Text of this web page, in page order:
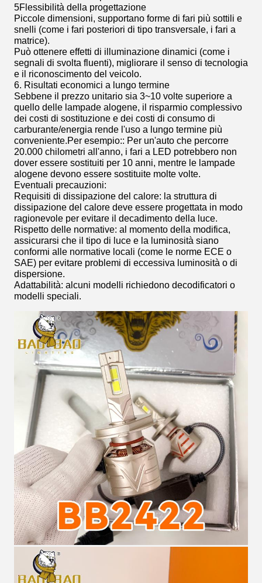
5Flessibilità della progettazione
Piccole dimensioni, supportano forme di fari più sottili e
snelli (come i fari posteriori di tipo transversale, i fari a
matrice).
Può ottenere effetti di illuminazione dinamici (come i
segnali di svolta fluenti), migliorare il senso di tecnologia
e il riconoscimento del veicolo.
6. Risultati economici a lungo termine
Sebbene il prezzo unitario sia 3~10 volte superiore a
quello delle lampade alogene, il risparmio complessivo
dei costi di sostituzione e dei costi di consumo di
carburante/energia rende l'uso a lungo termine più
conveniente.Per esempio:: Per un'auto che percorre
20.000 chilometri all'anno, i fari a LED potrebbero non
dover essere sostituiti per 10 anni, mentre le lampade
alogene devono essere sostituite molte volte.
Eventuali precauzioni:
Requisiti di dissipazione del calore: la struttura di
dissipazione del calore deve essere progettata in modo
ragionevole per evitare il decadimento della luce.
Rispetto delle normative: al momento della modifica,
assicurarsi che il tipo di luce e la luminosità siano
conformi alle normative locali (come le norme ECE o
SAE) per evitare problemi di eccessiva luminosità o di
dispersione.
Adattabilità: alcuni modelli richiedono decodificatori o
modelli speciali.